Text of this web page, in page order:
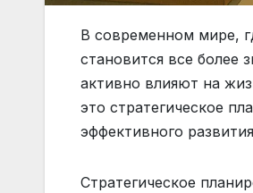
В современном мире,
становится все более
активно влияют на
это стратегическое
эффективного
Стратегическое